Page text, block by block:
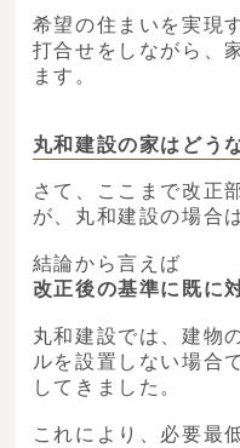
希望の住まいを実現
打合せをしながら、
ます。
丸和建設の家はどう
さて、ここまで改正
が、丸和建設の場合
結論から言えば
改正後の基準に既に
丸和建設では、建物
ルを設置しない場合
してきました。
これにより、必要最